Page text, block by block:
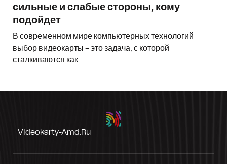
сильные и слабые стороны, кому
подойдет
В современном мире компьютерных технологий
выбор видеокарты – это задача, с которой
сталкиваются как
Videokarty-Amd.ru